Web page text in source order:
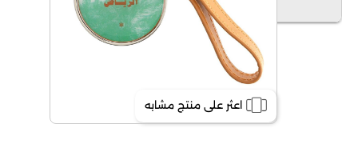
اعثر على منتج مشابه